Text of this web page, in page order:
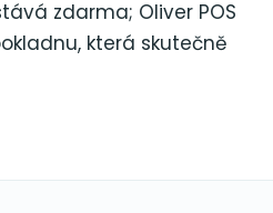
zdarma; Oliver POS
která skutečně